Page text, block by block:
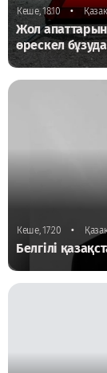
Кеше, 18:10 •
Жол
өрескел
Кеше, 17:20 •
Белгілі